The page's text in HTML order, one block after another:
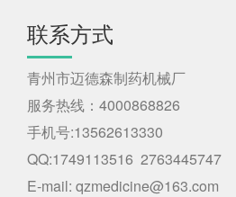
联系方式
青州市迈德森制药机械厂
服务热线：4000868826
手机号:13562613330
QQ:1749113516 2763445747
E-mail: qzmedicine@163.com